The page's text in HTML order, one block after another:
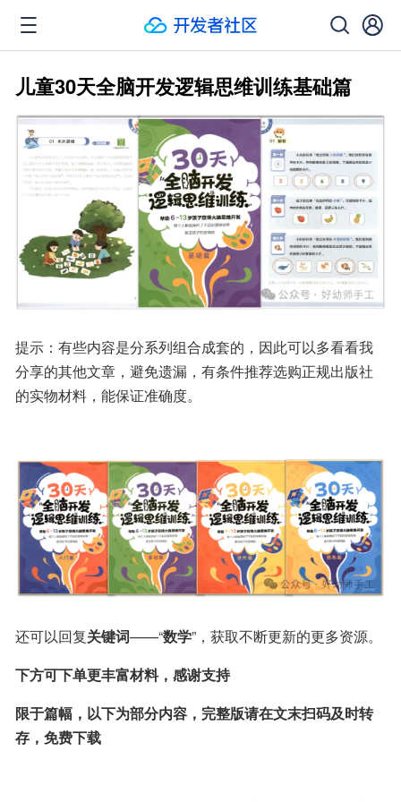
儿童30天全脑开发逻辑思维训练基础篇
提示：有些内容是分系列组合成套的，因此可以多看看我
分享的其他文章，避免遗漏，有条件推荐选购正规出版社
的实物材料，能保证准确度。
还可以回复关键词——“数学”，获取不断更新的更多资源。
下方可下单更丰富材料，感谢支持
限于篇幅，以下为部分内容，完整版请在文末扫码及时转
存，免费下载